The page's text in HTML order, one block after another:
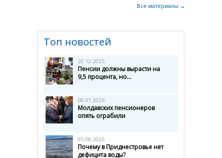
Все материалы →
Топ новостей
20.12.2025
Пенсии должны вырасти на
9,5 процента, но...
08.01.2026
Молдавских пенсионеров
опять ограбили
05.08.2026
Почему в Приднестровье нет
дефицита воды?